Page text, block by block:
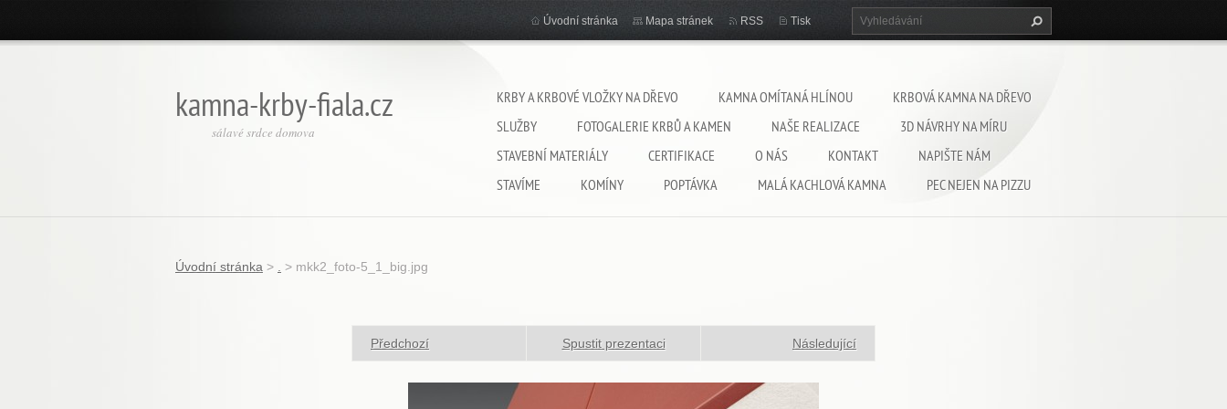
kamna-krby-fiala.cz
sálavé srdce domova
KRBY A KRBOVÉ VLOŽKY NA DŘEVO KAMNA OMÍTANÁ HLÍNOU
KRBOVÁ KAMNA NA DŘEVO
SLUŽBY
FOTOGALERIE KRBŮ A KAMEN NAŠE REALIZACE
3D NÁVRHY NA MÍRU
STAVEBNÍ MATERIÁLY
CERTIFIKACE O NÁS KONTAKT
NAPIŠTE NÁM
STAVÍME
KOMÍNY POPTÁVKA MALÁ KACHLOVÁ KAMNA PEC NEJEN NA PIZZU
Úvodní stránka Mapa stránek RSS Tisk
Úvodní stránka > > mkk2_foto-5_1_big.jpg
Předchozí Spustit prezentaci Následující